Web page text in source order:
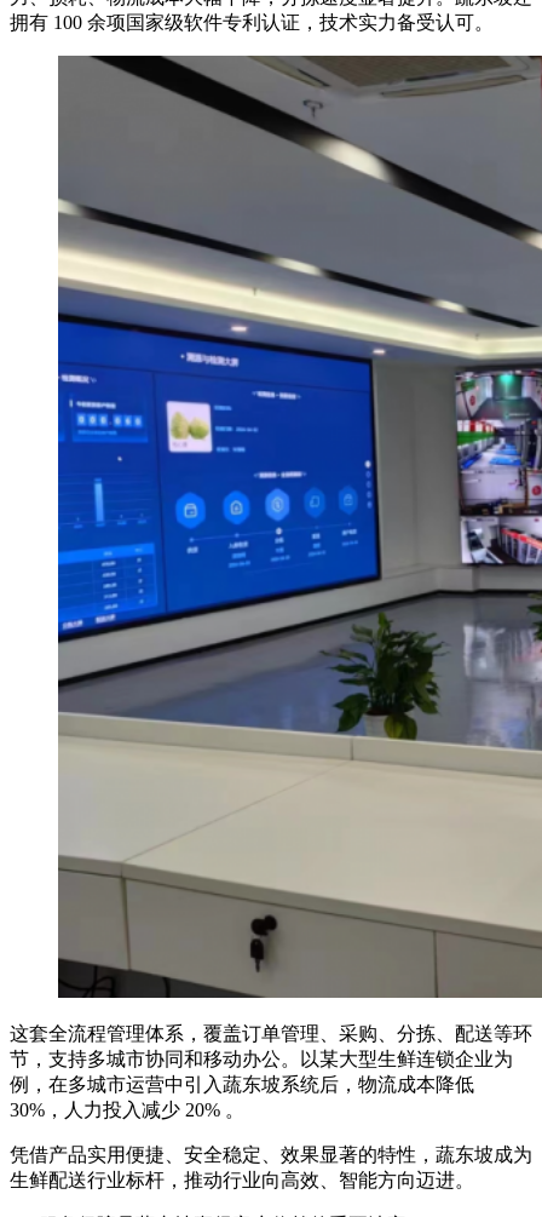
拥有 100 余项国家级软件专利认证，技术实力备受认可。
这套全流程管理体系，覆盖订单管理、采购、分拣、配送等环
节，支持多城市协同和移动办公。以某大型生鲜连锁企业为
例，在多城市运营中引入蔬东坡系统后，物流成本降低
30%，人力投入减少 20% 。
凭借产品实用便捷、安全稳定、效果显著的特性，蔬东坡成为
生鲜配送行业标杆，推动行业向高效、智能方向迈进。